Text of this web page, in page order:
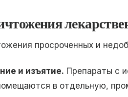
просроченных и
и изъятие. Препараты с
в отдельную,